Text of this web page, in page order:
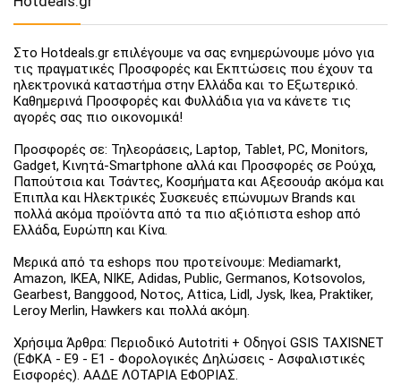
Στο Hotdeals.gr επιλέγουμε να σας ενημερώνουμε μόνο για
τις πραγματικές Προσφορές και Εκπτώσεις που έχουν τα
ηλεκτρονικά καταστήμα στην Ελλάδα και το Εξωτερικό.
Καθημερινά Προσφορές και Φυλλάδια για να κάνετε τις
αγορές σας πιο οικονομικά!
Προσφορές σε: Τηλεοράσεις, Laptop, Tablet, PC, Monitors,
Gadget, Κινητά-Smartphone αλλά και Προσφορές σε Ρούχα,
Παπούτσια και Τσάντες, Κοσμήματα και Αξεσουάρ ακόμα και
Έπιπλα και Ηλεκτρικές Συσκευές επώνυμων Brands και
πολλά ακόμα προϊόντα από τα πιο αξιόπιστα eshop από
Ελλάδα, Ευρώπη και Κίνα.
Μερικά από τα eshops που προτείνουμε: Mediamarkt,
Amazon, IKEA, NIKE, Adidas, Public, Germanos, Kotsovolos,
Gearbest, Banggood, Νοτος, Attica, Lidl, Jysk, Ikea, Praktiker,
Leroy Merlin, Hawkers και πολλά ακόμη.
Χρήσιμα Άρθρα: Περιοδικό Autotriti + Οδηγοί GSIS TAXISNET
(ΕΦΚΑ - Ε9 - Ε1 - Φορολογικές Δηλώσεις - Ασφαλιστικές
Εισφορές). ΑΑΔΕ ΛΟΤΑΡΙΑ ΕΦΟΡΙΑΣ.